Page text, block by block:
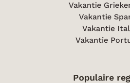
Vakantie
Vakantie
Vakantie
Vakantie
Populaire